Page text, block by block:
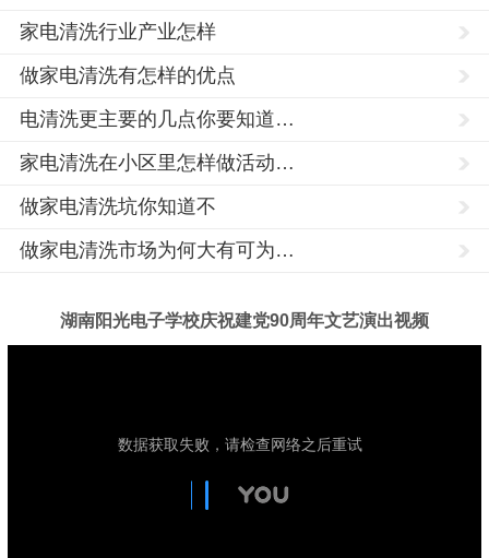
家电清洗行业产业怎样
做家电清洗有怎样的优点
电清洗更主要的几点你要知道…
家电清洗在小区里怎样做活动…
做家电清洗坑你知道不
做家电清洗市场为何大有可为…
湖南阳光电子学校庆祝建党90周年文艺演出视频
电
培